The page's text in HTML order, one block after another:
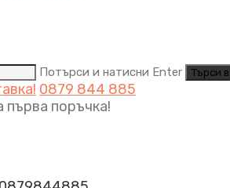
Потърси и натисни Enter
0879 844 885
първа поръчка!